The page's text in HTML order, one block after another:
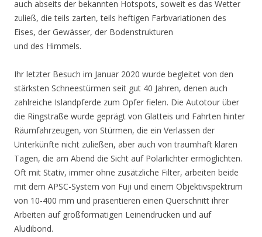
auch abseits der bekannten Hotspots, soweit es das Wetter
zuließ, die teils zarten, teils heftigen Farbvariationen des
Eises, der Gewässer, der Bodenstrukturen
und des Himmels.
Ihr letzter Besuch im Januar 2020 wurde begleitet von den
stärksten Schneestürmen seit gut 40 Jahren, denen auch
zahlreiche Islandpferde zum Opfer fielen. Die Autotour über
die Ringstraße wurde geprägt von Glatteis und Fahrten hinter
Räumfahrzeugen, von Stürmen, die ein Verlassen der
Unterkünfte nicht zuließen, aber auch von traumhaft klaren
Tagen, die am Abend die Sicht auf Polarlichter ermöglichten.
Oft mit Stativ, immer ohne zusätzliche Filter, arbeiten beide
mit dem APSC-System von Fuji und einem Objektivspektrum
von 10-400 mm und präsentieren einen Querschnitt ihrer
Arbeiten auf großformatigen Leinendrucken und auf
Aludibond.